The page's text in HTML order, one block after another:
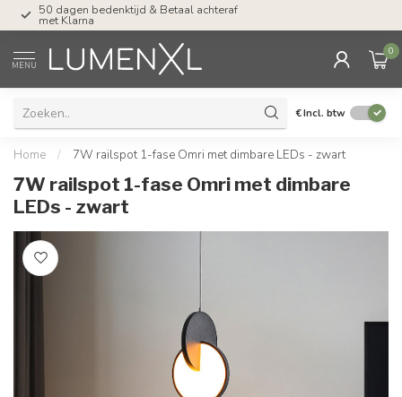
Tel: ma-do tot 23.00, vr tot 21.00, za tot
17.00 uur
MENU
0
€Incl. btw
Home / 7W railspot 1-fase Omri met dimbare LEDs - zwart
7W railspot 1-fase Omri met dimbare
LEDs - zwart